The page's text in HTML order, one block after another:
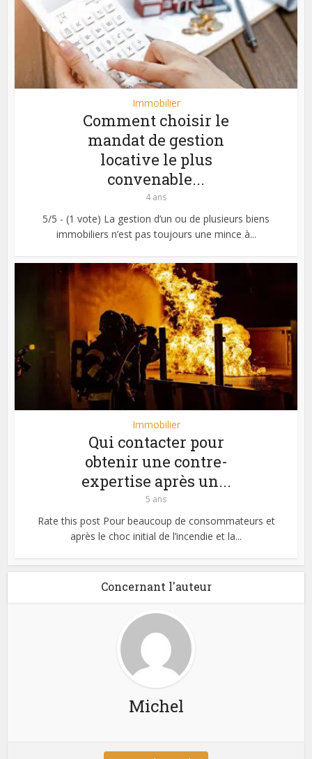
Immobilier
Comment choisir le
mandat de gestion
locative le plus
convenable...
4 ans
5/5 - (1 vote) La gestion d’un ou de plusieurs biens
immobiliers n’est pas toujours une mince à...
Immobilier
Qui contacter pour
obtenir une contre-
expertise après un...
5 ans
Rate this post Pour beaucoup de consommateurs et
après le choc initial de l’incendie et la...
Concernant l'auteur
Michel